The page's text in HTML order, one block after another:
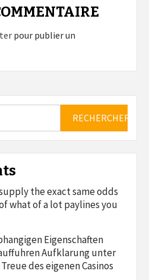
pour publier un
the exact same odds
what of a lot paylines you
Eigenschaften
Aufklarung unter
des eigenen Casinos